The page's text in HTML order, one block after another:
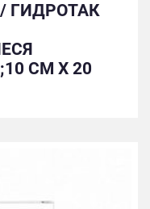
/ ГИДРОТАК
СМ X 20